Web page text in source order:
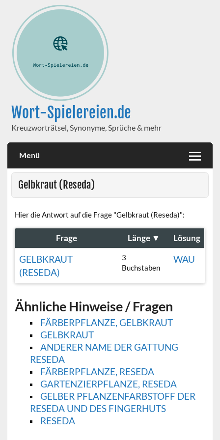
Wort-Spielereien.de
Kreuzworträtsel, Synonyme, Sprüche & mehr
Menü
Gelbkraut (Reseda)
Hier die Antwort auf die Frage "Gelbkraut (Reseda)":
Frage Länge ▼ Lösung
GELBKRAUT
(RESEDA)
3
Buchstaben
WAU
Ähnliche Hinweise / Fragen
FÄRBERPFLANZE, GELBKRAUT
GELBKRAUT
ANDERER NAME DER GATTUNG
RESEDA
FÄRBERPFLANZE, RESEDA
GARTENZIERPFLANZE, RESEDA
GELBER PFLANZENFARBSTOFF DER
RESEDA UND DES FINGERHUTS
RESEDA